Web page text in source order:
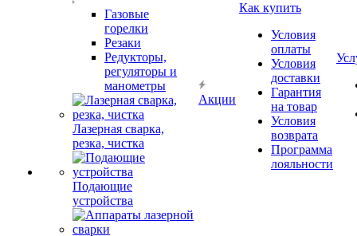
Газовые
горелки
Резаки
Редукторы,
регуляторы и
манометры
Лазерная сварка,
резка, чистка
Подающие
устройства
Акции
Как купить
Условия
оплаты
Условия
доставки
Гарантия
на товар
Условия
возврата
Программа
лояльности